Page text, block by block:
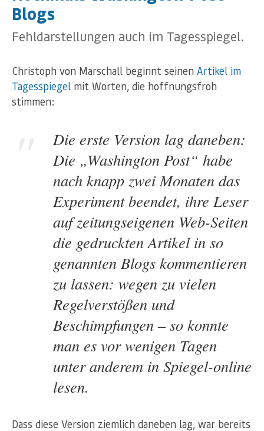
Blogs
Fehldarstellungen auch im Tagesspiegel.
Christoph von Marschall beginnt seinen Artikel im
Tagesspiegel mit Worten, die hoffnungsfroh
stimmen:
Die erste Version lag daneben:
Die „Washington Post“ habe
nach knapp zwei Monaten das
Experiment beendet, ihre Leser
auf zeitungseigenen Web-Seiten
die gedruckten Artikel in so
genannten Blogs kommentieren
zu lassen: wegen zu vielen
Regelverstößen und
Beschimpfungen – so konnte
man es vor wenigen Tagen
unter anderem in Spiegel-online
lesen.
Dass diese Version ziemlich daneben lag, war bereits